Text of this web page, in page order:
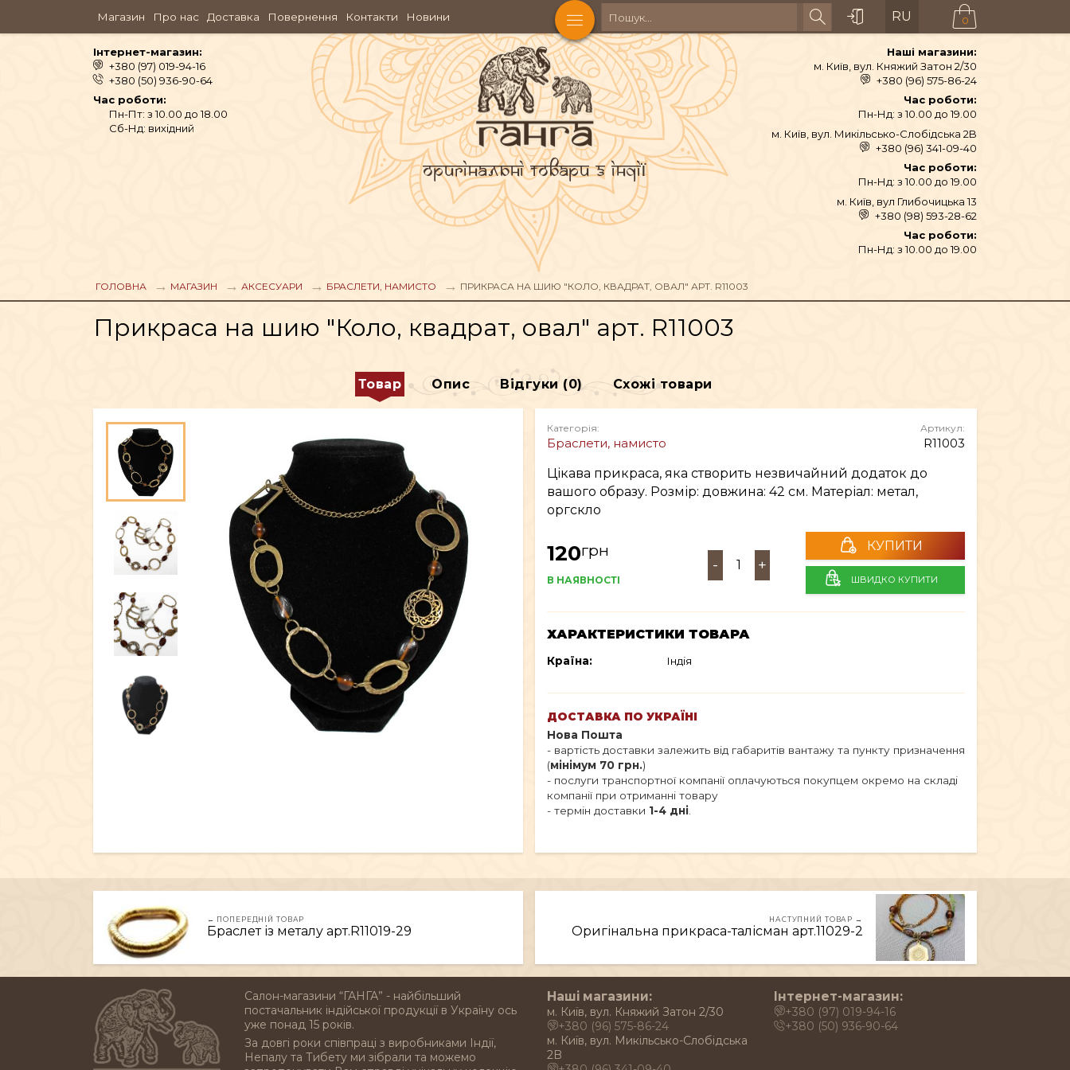
Магазин Про нас Доставка Повернення Контакти Новини RU 0
Інтернет-магазин:
+380 (97) 019-94-16
+380 (50) 936-90-64
Час роботи:
Пн-Пт: з 10.00 до 18.00
Сб-Нд: вихідний
Оригінальні товари з Індії
Наші магазини:
м. Київ, вул. Княжий Затон 2/30
+380 (96) 575-86-24
Час роботи:
Пн-Нд: з 10.00 до 19.00
м. Київ, вул. Микільсько-Слобідська 2B
+380 (96) 341-09-40
Час роботи:
Пн-Нд: з 10.00 до 19.00
м. Київ, вул Глибочицька 13
+380 (98) 593-28-62
Час роботи:
Пн-Нд: з 10.00 до 19.00
КОСМЕТИКА
АКСЕСУАРИ
АРОМАМАСЛА, ПАХОЩІ ФІГУРИ БОЖЕСТВ ЧАШІ ТА ДЗВОНИ
ДЕКОР
ВСЕ ДЛЯ КУРІННЯ
ГОЛОВНА МАГАЗИН АКСЕСУАРИ БРАСЛЕТИ, НАМИСТО ПРИКРАСА НА ШИЮ "КОЛО, КВАДРАТ, ОВАЛ" АРТ. R11003
Прикраса на шию "Коло, квадрат, овал" арт. R11003
Товар Опис Відгуки (0) Схожі товари
Категорія:
Браслети, намисто
Артикул:
R11003
Цікава прикраса, яка створить незвичайний додаток до
вашого образу. Розмір: довжина: 42 см. Матеріал: метал,
оргскло
120грн
В НАЯВНОСТІ
- +
КУПИТИ
ШВИДКО КУПИТИ
ХАРАКТЕРИСТИКИ ТОВАРА
Країна: Індія
ДОСТАВКА ПО УКРАЇНІ
Нова Пошта
- вартість доставки залежить від габаритів вантажу та пункту призначення
(мінімум 70 грн.)
- послуги транспортної компанії оплачуються покупцем окремо на складі
компанії при отриманні товару
- термін доставки 1-4 дні
← ПОПЕРЕДНІЙ ТОВАР
Браслет із металу арт.R11019-29
НАСТУПНИЙ ТОВАР →
Оригінальна прикраса-талісман арт.11029-2
Салон-магазини “ГАНГА” - найбільший
постачальник індійської продукції в Україну ось
уже понад 15 років.
За довгі роки співпраці з виробниками Індії,
Непалу та Тибету ми зібрали та можемо
Наші магазини:
м. Київ, вул. Княжий Затон 2/30
+380 (96) 575-86-24
м. Київ, вул. Микільсько-Слобідська
2B
Інтернет-магазин:
+380 (97) 019-94-16
+380 (50) 936-90-64